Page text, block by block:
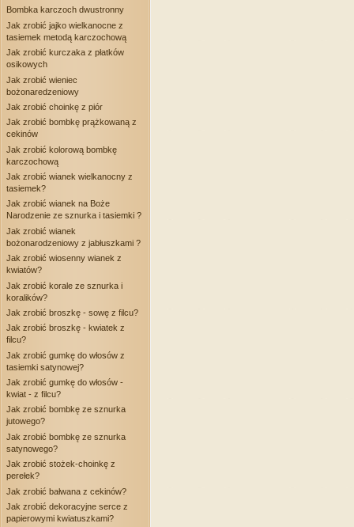
Bombka karczoch dwustronny
Jak zrobić jajko wielkanocne z
tasiemek metodą karczochową
Jak zrobić kurczaka z płatków
osikowych
Jak zrobić wieniec
bożonaredzeniowy
Jak zrobić choinkę z piór
Jak zrobić bombkę prążkowaną z
cekinów
Jak zrobić kolorową bombkę
karczochową
Jak zrobić wianek wielkanocny z
tasiemek?
Jak zrobić wianek na Boże
Narodzenie ze sznurka i tasiemki ?
Jak zrobić wianek
bożonarodzeniowy z jabłuszkami ?
Jak zrobić wiosenny wianek z
kwiatów?
Jak zrobić korale ze sznurka i
koralików?
Jak zrobić broszkę - sowę z filcu?
Jak zrobić broszkę - kwiatek z
filcu?
Jak zrobić gumkę do włosów z
tasiemki satynowej?
Jak zrobić gumkę do włosów -
kwiat - z filcu?
Jak zrobić bombkę ze sznurka
jutowego?
Jak zrobić bombkę ze sznurka
satynowego?
Jak zrobić stożek-choinkę z
perełek?
Jak zrobić bałwana z cekinów?
Jak zrobić dekoracyjne serce z
papierowymi kwiatuszkami?